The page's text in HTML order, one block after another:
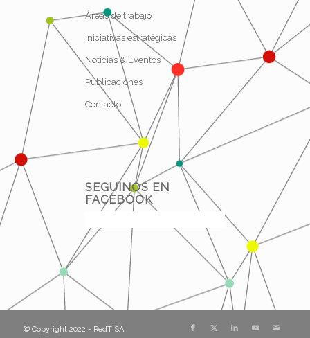
Áreas de trabajo
Iniciativas estratégicas
Noticias & Eventos
Publicaciones
Contacto
SEGUINOS EN
FACEBOOK
© Copyright 2022 - RedTISA